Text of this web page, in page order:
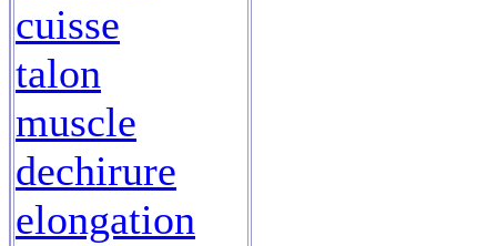
cuisse
talon
muscle
dechirure
elongation